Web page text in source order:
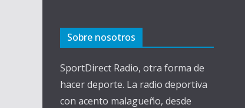
Sobre nosotros
SportDirect Radio, otra forma de
hacer deporte. La radio deportiva
con acento malagueño, desde